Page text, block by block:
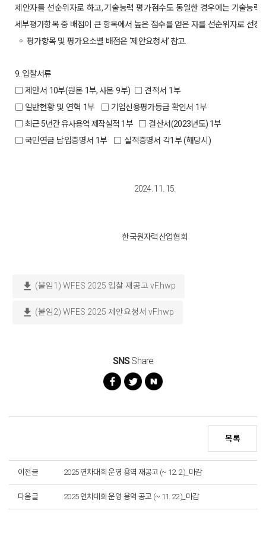
제안자를 선순위자로 하고,기술능력 평가점수도 동일한 경우에는 기술능력
세부평가항목 중 배점이 큰 항목에서 높은 점수를 얻은 자를 선순위자로 선정
◦ 평가항목 및 평가요소별 배점은‘제안요청서’ 참고
9. 입찰서류
□ 제안서 10부(원본 1부,사본9부) □ 견적서 1부
□ 일반현황 및 연혁 1부 □ 기업신용평가등급 확인서 1부
□ 최근5년간 유사용역 제작실적 1부 □ 결산서(2023년도) 1부
□ 국민연금 납입증명서 1부 □ 실적증명서 각1부(해당시)
2024. 11. 15.
한국원자력산업협회
download (붙임1) WFES 2025 입찰 재공고 vF.hwp
download (붙임2) WFES 2025 제안요청서 vF.hwp
SNSShare
목록
이전글 2025 연차대회 운영 용역 재공고 (~ 12. 2.)_마감
다음글 2025 연차대회 운영 용역 공고 (~ 11. 22.)_마감